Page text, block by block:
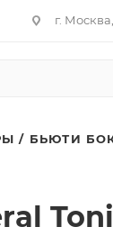
г.
/ БЬЮТИ